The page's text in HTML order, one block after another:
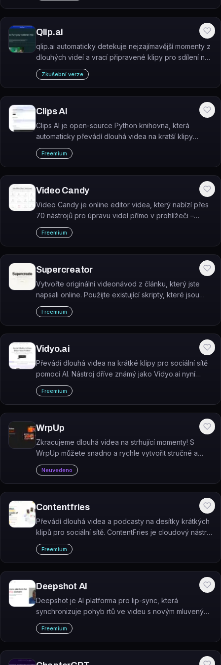
Qlip.ai
qlip.ai automaticky detekuje nejzajímavější momenty z
dlouhých videí a vrací připravené klipy pro sdílení na
sociálních sítích.
Zkušební verze
Clips AI
Clips AI je open-source Python knihovna, která
automaticky převádí dlouhá videa na kratší klipy
vhodné pro sociální sítě.
Freemium
Video Candy
Video Candy je online editor videa, který nabízí přes
70 nástrojů pro úpravu videí přímo v prohlížeči –
zdarma a bez instalace.
Freemium
Supercreator
Vytvořte originální videonávod z článku, který jste
napsali online. Použijte existující skripty, které jsou
relevantní pro vaše publikum.
Freemium
Vidyo.ai
Převádí dlouhá videa na krátké klipy pro sociální sítě
pomocí AI. Nástroj dříve známý jako Vidyo.ai nyní
funguje pod názvem quso.ai.
Freemium
WrpUp
Zkracujeme dlouhá videa na strhující momenty! S
WrpUp můžete snadno a rychle vytvořit stručné a
poutavé zvýraznění z vašich videí. A to vše zcela
zdarma!
Neuvedeno
Contentfries
Převádí dlouhá videa a podcasty na desítky krátkých
klipů pro sociální sítě. ContentFries je cloudový nástroj
pro repurposing obsahu s AI transkripcí a
automatickými titulky.
Freemium
Deepshot AI
Deepshot je AI platforma pro lip-sync, která
synchronizuje pohyb rtů ve videu s novým mluveným
slovem – umožňuje překlad, opravu chyb nebo
tvorbu alternativních verzí videa bez nového
natáčení.
Freemium